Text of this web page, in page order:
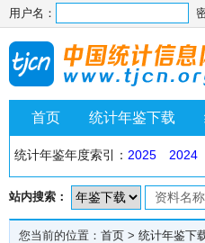
用户名：
首页 统计年鉴下载
统计年鉴年度索引： 2025 2024
站内搜索：
您当前的位置： 首页 > 统计年鉴下